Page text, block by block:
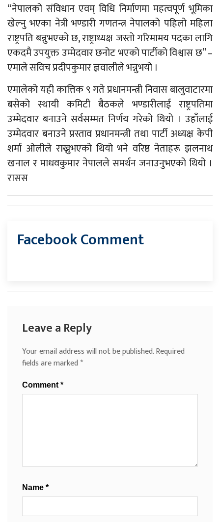
“नेपालको संविधान एवम् विधि निर्माणमा महत्वपूर्ण भूमिका
खेल्नु भएका नेत्री भण्डारी गणतन्त्र नेपालको पहिलो महिला
राष्ट्रपति बन्नुभएको छ, राष्ट्राध्यक्ष जस्तो गरिमामय पदका लागि
एकदमै उपयुक्त उम्मेदवार छनोट भएको पार्टीको विश्वास छ” –
एमाले सविच प्रदीपकुमार ज्ञवालीले भन्नुभयो ।
एमालेको यही कात्तिक ९ गते प्रधानमन्त्री निवास बालुवाटारमा
बसेको स्थायी कमिटी बैठकले भण्डारीलाई राष्ट्रपतिमा
उम्मेदवार बनाउने सर्वसम्मत निर्णय गरेको थियो । उहाँलाई
उम्मेदवार बनाउने प्रस्ताव प्रधानमन्त्री तथा पार्टी अध्यक्ष केपी
शर्मा ओलीले राख्नुभएको थियो भने वरिष्ठ नेताहरू झलनाथ
खनाल र माधवकुमार नेपालले समर्थन जनाउनुभएको थियो ।
रासस
Facebook Comment
Leave a Reply
Your email address will not be published.Required
fields are marked*
Comment *
Name *